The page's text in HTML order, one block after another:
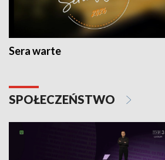
Sera warte
SPOŁECZEŃSTWO